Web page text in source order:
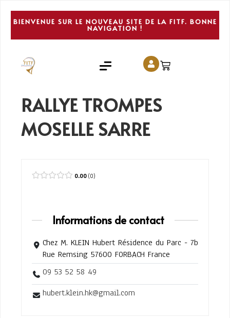
BIENVENUE SUR LE NOUVEAU SITE DE LA FITF. BONNE
NAVIGATION !
RALLYE TROMPES
MOSELLE SARRE
0.00 0
Informations de contact
Chez M. KLEIN Hubert Résidence du Parc - 7b
Rue Remsing 57600 FORBACH France
09 53 52 58 49
hubert.klein.hk@gmail.com